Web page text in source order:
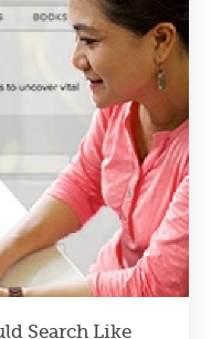
Search Like